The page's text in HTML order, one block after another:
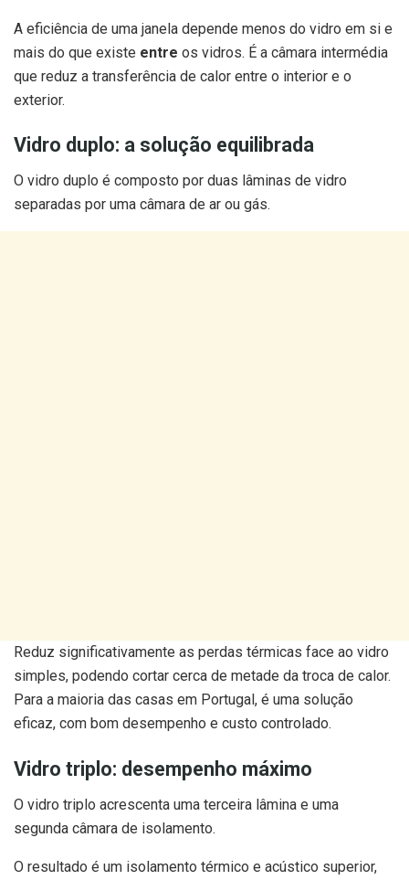
A eficiência de uma janela depende menos do vidro em si e
mais do que existe entre os vidros. É a câmara intermédia
que reduz a transferência de calor entre o interior e o
exterior.
Vidro duplo: a solução equilibrada
O vidro duplo é composto por duas lâminas de vidro
separadas por uma câmara de ar ou gás.
Reduz significativamente as perdas térmicas face ao vidro
simples, podendo cortar cerca de metade da troca de calor.
Para a maioria das casas em Portugal, é uma solução
eficaz, com bom desempenho e custo controlado.
Vidro triplo: desempenho máximo
O vidro triplo acrescenta uma terceira lâmina e uma
segunda câmara de isolamento.
O resultado é um isolamento térmico e acústico superior,